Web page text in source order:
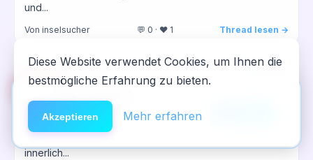
und...
Von inselsucher 💬 0 · ❤️ 1 Thread lesen →
Wenn das Abendritual plötzlich zum
Rückfall‑Trigger wird...
Heute war wieder so ein Tag, wo ich das Gefühl hatte,
innerlich...
🆘Hilfe
NeelixberliN auf dem Homescreen —
wie eine echte App.
Diese Website verwendet Cookies, um Ihnen die
bestmögliche Erfahrung zu bieten.
Akzeptieren Mehr erfahren